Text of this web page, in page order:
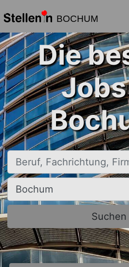
BOCHUM
Die
Beruf, Fachrichtung, Firma
Ort, Stadt
Suchen